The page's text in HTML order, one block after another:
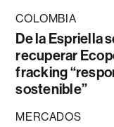
COLOMBIA
De la Espriella
recuperar
fracking
sostenible”
MERCADOS